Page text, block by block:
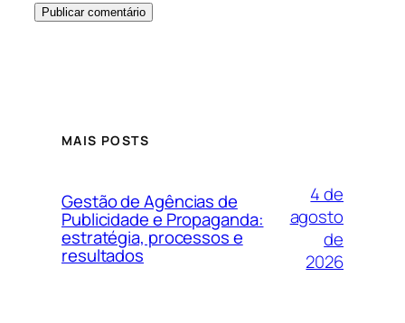
MAIS POSTS
Gestão de Agências de
Publicidade e Propaganda:
estratégia, processos e
resultados
4 de
agosto
de
2026